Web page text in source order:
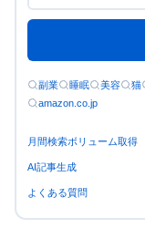
副業 睡眠 美容 猫
amazon.co.jp
月間検索ボリューム取得
AI記事生成
よくある質問